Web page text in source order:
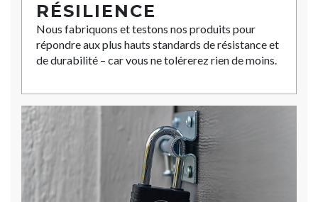
RÉSILIENCE
Nous fabriquons et testons nos produits pour
répondre aux plus hauts standards de résistance et
de durabilité – car vous ne tolérerez rien de moins.